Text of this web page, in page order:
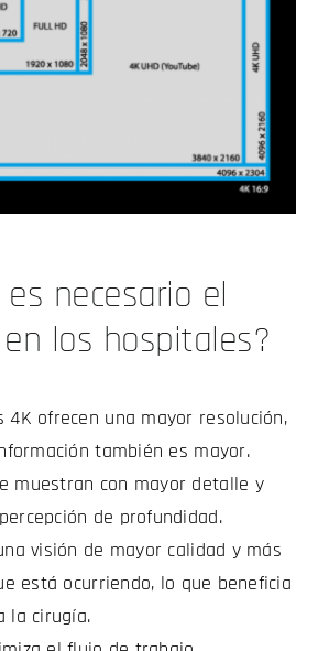
necesario el
los hospitales?
4K ofrecen una mayor resolución,
también es mayor.
muestran con mayor detalle y
de profundidad.
visión de mayor calidad y más
está ocurriendo, lo que beneficia
la cirugía.